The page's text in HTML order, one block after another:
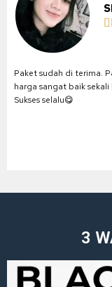

Paket sudah di terima.
harga sangat baik
Sukses selalu😋
3